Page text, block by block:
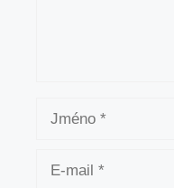
Jméno